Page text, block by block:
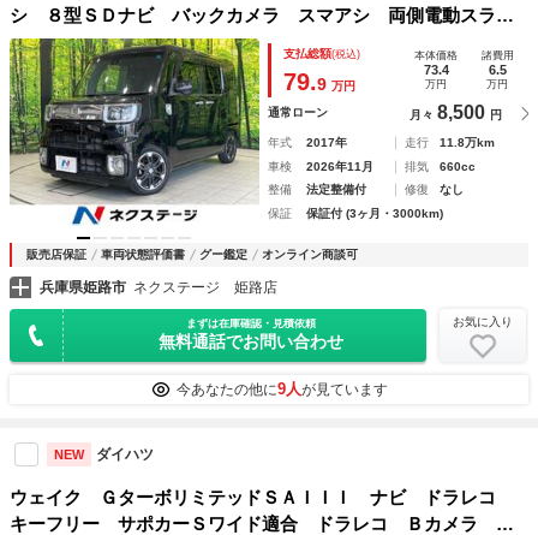
シ ８型ＳＤナビ バックカメラ スマアシ 両側電動スライ
ドドア ＥＴＣ 純正革巻きステアリング アイドリングスト
ップ 横滑り防止 オートエアコン ロールサンシェード 電
動格納ミラー 禁煙車
支払総額(税込)
79.9 万円
本体価格
73.4
万円
諸費用
6.5
万円
通常ローン 月々 8,500 円
年式 2017年 走行
11.8万km
車検
2026年11月 排気
660cc
整備
法定整備付 修復
なし
保証
保証付 (3ヶ月・3000km)
販売店保証 車両状態評価書 グー鑑定 オンライン商談可
兵庫県姫路市 ネクステージ 姫路店
まずは在庫確認・見積依頼
無料通話でお問い合わせ
お気に入り
今あなたの他に9人が見ています
NEW ダイハツ
ウェイク ＧターボリミテッドＳＡＩＩＩ ナビ ドラレコ
キーフリー サポカーＳワイド適合 ドラレコ Ｂカメラ ナ